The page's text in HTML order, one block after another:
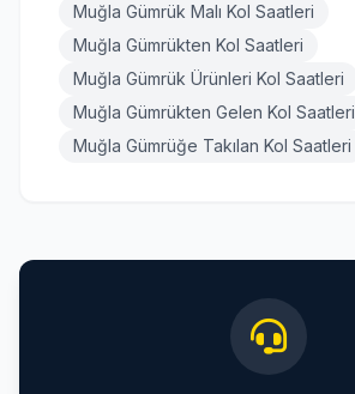
Muğla Gümrük Malı Kol Saatleri
Muğla Gümrükten Kol Saatleri
Muğla Gümrük Ürünleri Kol Saatleri
Muğla Gümrükten Gelen Kol Saatleri
Muğla Gümrüğe Takılan Kol Saatleri